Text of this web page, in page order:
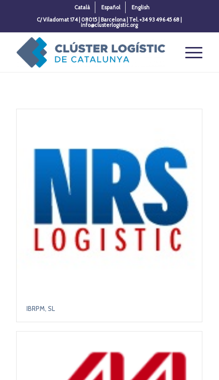
Català Español
English
C/ Viladomat 174 | 08015 | Barcelona | Tel. +34 93 496 45 68 |
info@clusterlogistic.org
IBRPM, SL